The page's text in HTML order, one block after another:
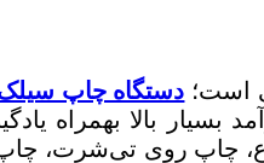
است؛ دستگاه چاپ
است. 09124526223 درآمد بسیار
چاپ روی تی‌شرت،